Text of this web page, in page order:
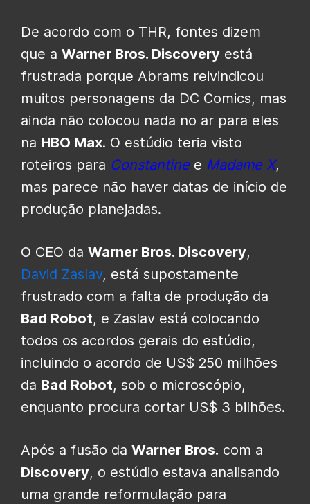
De acordo com o THR, fontes dizem
que a Warner Bros. Discovery está
frustrada porque Abrams reivindicou
muitos personagens da DC Comics, mas
ainda não colocou nada no ar para eles
na HBO Max. O estúdio teria visto
roteiros para Constantine e Madame X,
mas parece não haver datas de início de
produção planejadas.
O CEO da Warner Bros. Discovery,
David Zaslav, está supostamente
frustrado com a falta de produção da
Bad Robot, e Zaslav está colocando
todos os acordos gerais do estúdio,
incluindo o acordo de US$ 250 milhões
da Bad Robot, sob o microscópio,
enquanto procura cortar US$ 3 bilhões.
Após a fusão da Warner Bros. com a
Discovery, o estúdio estava analisando
uma grande reformulação para